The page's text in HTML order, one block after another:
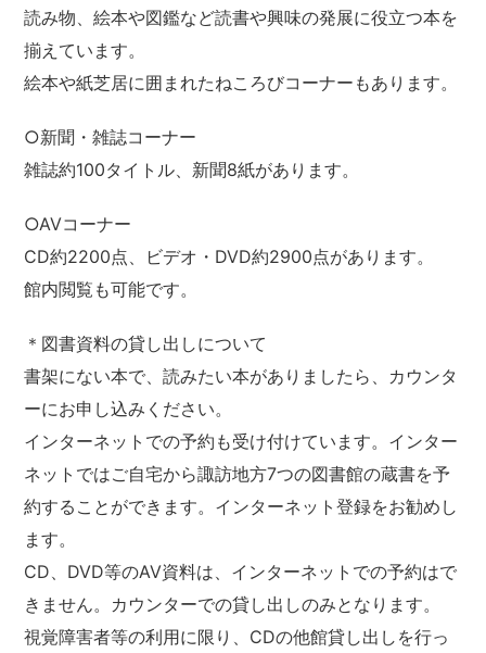
読み物、絵本や図鑑など読書や興味の発展に役立つ本を
揃えています。
絵本や紙芝居に囲まれたねころびコーナーもあります。
○新聞・雑誌コーナー
雑誌約100タイトル、新聞8紙があります。
○AVコーナー
CD約2200点、ビデオ・DVD約2900点があります。
館内閲覧も可能です。
＊図書資料の貸し出しについて
書架にない本で、読みたい本がありましたら、カウンタ
ーにお申し込みください。
インターネットでの予約も受け付けています。インター
ネットではご自宅から諏訪地方7つの図書館の蔵書を予
約することができます。インターネット登録をお勧めし
ます。
CD、DVD等のAV資料は、インターネットでの予約はで
きません。カウンターでの貸し出しのみとなります。
視覚障害者等の利用に限り、CDの他館貸し出しを行っ